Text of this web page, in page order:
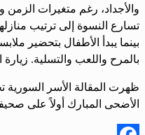
والأجداد، رغم متغيرات
تسارع النسوة إلى ترتيب
بينما يبدأ الأطفال بتحضير
بالمرح واللعب والتسلية.
ظهرت المقالة الأسر
الأضحى المبارك أولاً على